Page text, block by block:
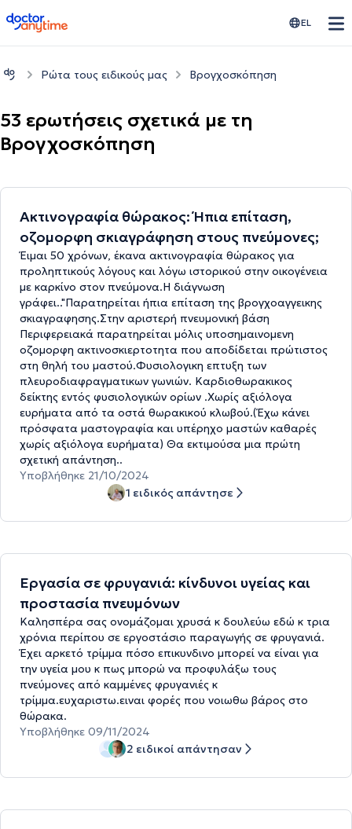
doctoranytime EL
Ρώτα τους ειδικούς μας Βρογχοσκόπηση
53 ερωτήσεις σχετικά με τη
Βρογχοσκόπηση
Ακτινογραφία θώρακος: Ήπια επίταση,
οζομορφη σκιαγράφηση στους πνεύμονες;
Έιμαι 50 χρόνων, έκανα ακτινογραφία θώρακος για
προληπτικούς λόγους και λόγω ιστορικού στην οικογένεια
με καρκίνο στον πνεύμονα.Η διάγνωση
γράφει.."Παρατηρείται ήπια επίταση της βρογχοαγγεικης
σκιαγραφησης.Στην αριστερή πνευμονική βάση
Περιφερειακά παρατηρείται μόλις υποσημαινομενη
οζομορφη ακτινοσκιερτοτητα που αποδίδεται πρώτιστος
στη θηλή του μαστού.Φυσιολογικη επτυξη των
πλευροδιαφραγματικων γωνιών. Καρδιοθωρακικος
δείκτης εντός φυσιολογικών ορίων .Χωρίς αξιόλογα
ευρήματα από τα οστά θωρακικού κλωβού.(Έχω κάνει
πρόσφατα μαστογραφία και υπέρηχο μαστών καθαρές
χωρίς αξιόλογα ευρήματα) Θα εκτιμούσα μια πρώτη
σχετική απάντηση..
Υποβλήθηκε 21/10/2024
1 ειδικός απάντησε
Εργασία σε φρυγανιά: κίνδυνοι υγείας και
προστασία πνευμόνων
Καλησπέρα σας ονομάζομαι χρυσά κ δουλεύω εδώ κ τρια
χρόνια περίπου σε εργοστάσιο παραγωγής σε φρυγανιά.
Έχει αρκετό τρίμμα πόσο επικυνδινο μπορεί να είναι για
την υγεία μου κ πως μπορώ να προφυλάξω τους
πνεύμονες από καμμένες φρυγανιές κ
τρίμμα.ευχαριστω.ειναι φορές που νοιωθω βάρος στο
θώρακα.
Υποβλήθηκε 09/11/2024
2 ειδικοί απάντησαν